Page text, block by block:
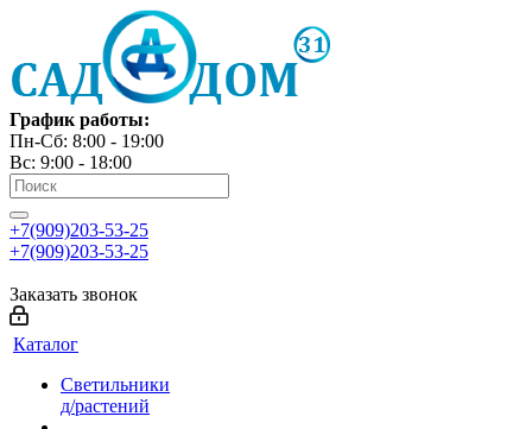
График работы:
Пн-Сб: 8:00 - 19:00
Вс: 9:00 - 18:00
+7(909)203-53-25
+7(909)203-53-25
Заказать звонок
Каталог
Светильники
д/растений